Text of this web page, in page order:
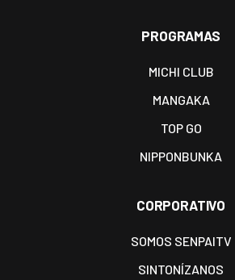
PROGRAMAS
MICHI CLUB
MANGAKA
TOP GO
NIPPONBUNKA
CORPORATIVO
SOMOS SENPAITV
SINTONÍZANOS